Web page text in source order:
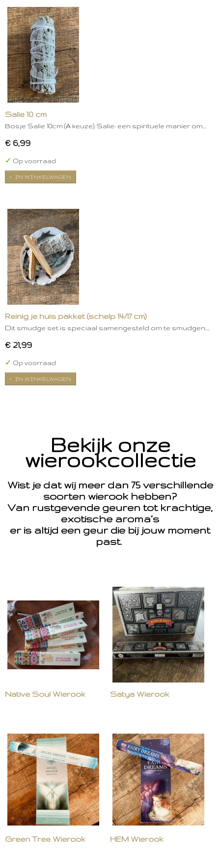
Salie 10 cm
Bosje Salie 10cm (A keuze). Salie: een spirituele manier om…
€ 6,99
✓ Op voorraad
IN WINKELWAGEN
Reinig je huis pakket (schelp 14/17 cm)
Dit smudge set is speciaal samengesteld om te smudgen.…
€ 21,99
✓ Op voorraad
IN WINKELWAGEN
Bekijk onze
wierookcollectie
Wist je dat wij meer dan 75 verschillende
soorten wierook hebben?
Van rustgevende geuren tot krachtige,
exotische aroma’s
er is altijd een geur die bij jouw moment
past.
Native Soul Wierook Satya Wierook
Green Tree Wierook HEM Wierook